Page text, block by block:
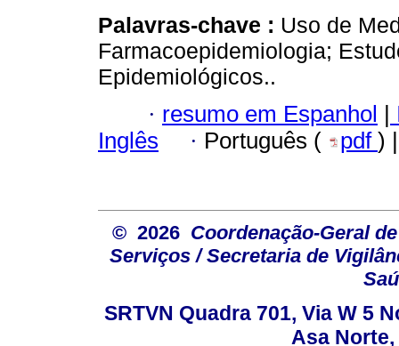
Palavras-chave : Uso de
Farmacoepidemiologia;
Epidemiológicos..
· resumo em Espanhol
Inglês
· Português ( pdf )
© 2026 Coordenação-Geral
Serviços / Secretaria de
SRTVN Quadra 701, Via W 5
Asa